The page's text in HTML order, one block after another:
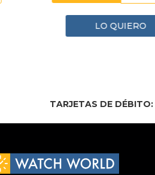
TARJETAS DE DÉBITO: